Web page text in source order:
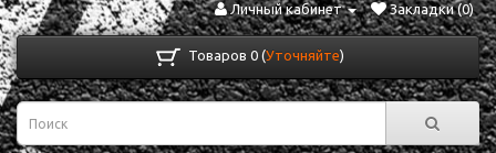
Личный кабинет Закладки (0)
Товаров 0 (Уточняйте)